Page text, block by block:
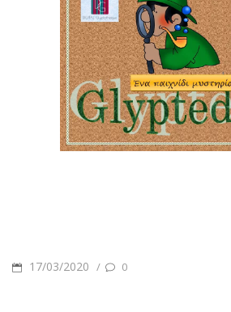
POSTED17/03/2020 / 0